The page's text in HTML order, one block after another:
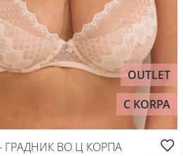
OUTLET
C KORPA
- ГРАДНИК ВО Ц КОРПА